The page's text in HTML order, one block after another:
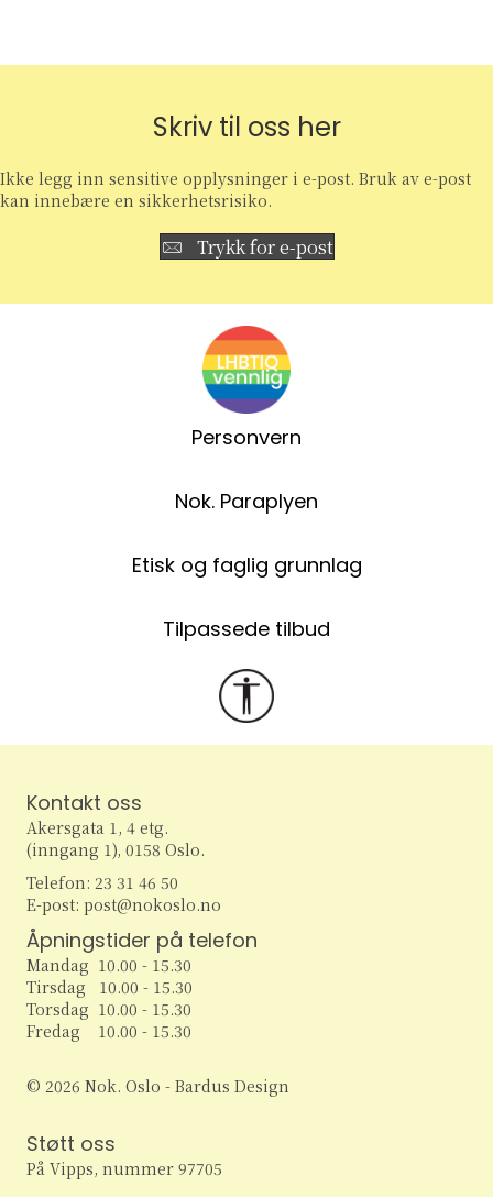
Skriv til oss her
Ikke legg inn sensitive opplysninger i e-post. Bruk av e-post
kan innebære en sikkerhetsrisiko.
Trykk for e-post
Personvern
Nok. Paraplyen
Etisk og faglig grunnlag
Tilpassede tilbud
Kontakt oss
Akersgata 1, 4 etg.
(inngang 1), 0158 Oslo.
Telefon: 23 31 46 50
E-post: post@nokoslo.no
Åpningstider på telefon
Mandag 10.00 - 15.30
Tirsdag 10.00 - 15.30
Torsdag 10.00 - 15.30
Fredag 10.00 - 15.30
© 2026 Nok. Oslo - Bardus Design
Støtt oss
På Vipps, nummer 97705